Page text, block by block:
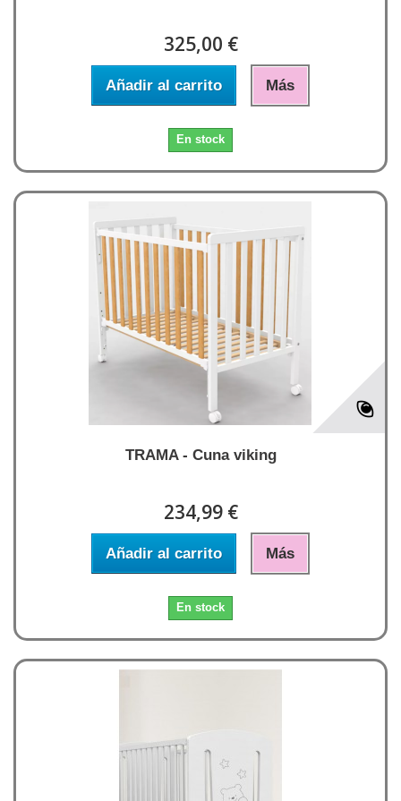
325,00 €
Añadir al carrito Más
En stock
TRAMA - Cuna viking
234,99 €
Añadir al carrito Más
En stock